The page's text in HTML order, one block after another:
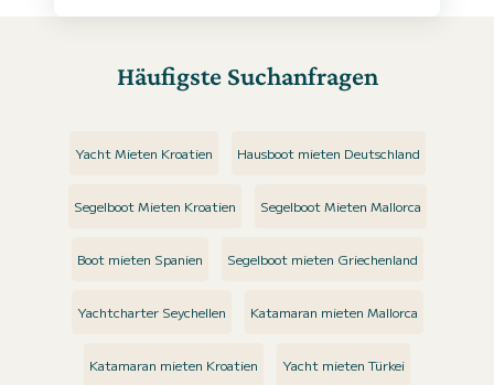
Häufigste Suchanfragen
Yacht Mieten Kroatien Hausboot mieten Deutschland
Segelboot Mieten Kroatien Segelboot Mieten Mallorca
Boot mieten Spanien Segelboot mieten Griechenland
Yachtcharter Seychellen Katamaran mieten Mallorca
Katamaran mieten Kroatien Yacht mieten Türkei